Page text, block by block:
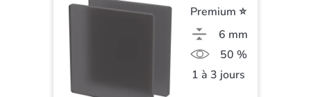
Premium ⭐
6 mm
50 %
1 à 3 jours